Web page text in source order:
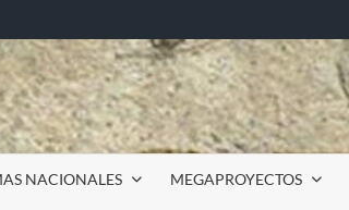
NACIONALES MEGAPROYECTOS